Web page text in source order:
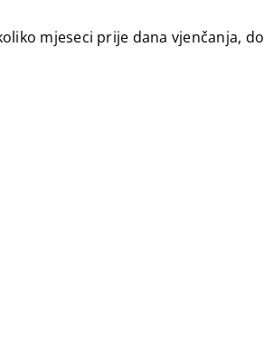
mjeseci prije dana vjenčanja,